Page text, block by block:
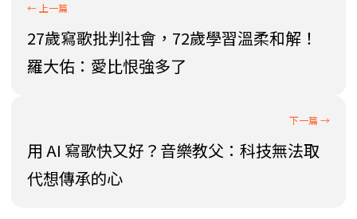
27歲寫歌批判社會，72歲學習溫柔和解！
羅大佑：愛比恨強多了
用 AI 寫歌快又好？音樂教父：科技無法取
代想傳承的心